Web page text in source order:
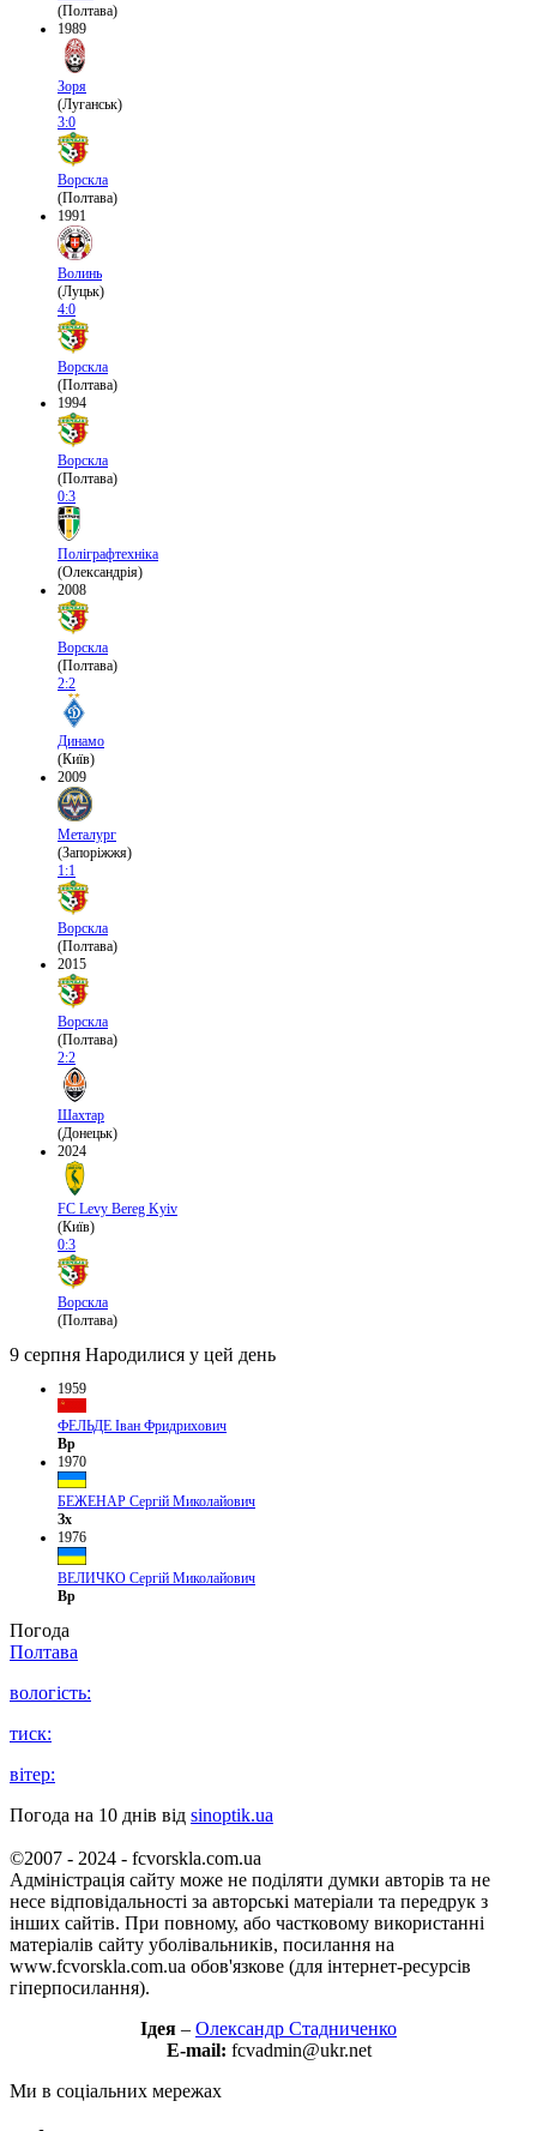
(Полтава)
1989
Зоря
(Луганськ)
3:0
Ворскла
(Полтава)
1991
Волинь
(Луцьк)
4:0
Ворскла
(Полтава)
1994
Ворскла
(Полтава)
0:3
Поліграфтехніка
(Олександрія)
2008
Ворскла
(Полтава)
2:2
Динамо
(Київ)
2009
Металург
(Запоріжжя)
1:1
Ворскла
(Полтава)
2015
Ворскла
(Полтава)
2:2
Шахтар
(Донецьк)
2024
FC Levy Bereg Kyiv
(Київ)
0:3
Ворскла
(Полтава)
9 серпня Народилися у цей день
1959
ФЕЛЬДЕ Іван Фридрихович
Вр
1970
БЕЖЕНАР Сергій Миколайович
Зх
1976
ВЕЛИЧКО Сергій Миколайович
Вр
Погода
Полтава
вологість:
тиск:
вітер:
Погода на 10 днів від sinoptik.ua
©2007 - 2024 - fcvorskla.com.ua
Адміністрація сайту може не поділяти думки авторів та не
несе відповідальності за авторські матеріали та передрук з
інших сайтів. При повному, або частковому використанні
матеріалів сайту уболівальників, посилання на
www.fcvorskla.com.ua обов'язкове (для інтернет-ресурсів
гіперпосилання).
Ідея – Олександр Стадниченко
E-mail: fcvadmin@ukr.net
Ми в соціальних мережах